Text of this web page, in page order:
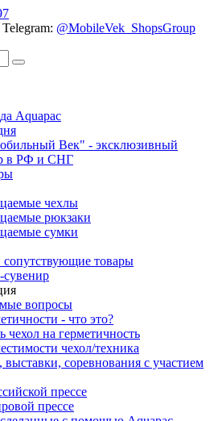
Telegram: @MobileVek_ShopsGroup
Aquapac
Век" - эксклюзивный
в РФ и СНГ
чехлы
рюкзаки
сумки
сопутствующие товары
сувенир
вопросы
- что это?
чехол на герметичность
чехол/техника
соревнования с участием
прессе
прессе